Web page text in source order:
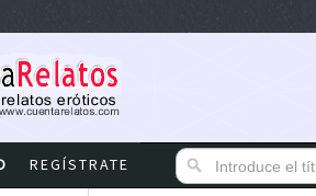
REGÍSTRATE